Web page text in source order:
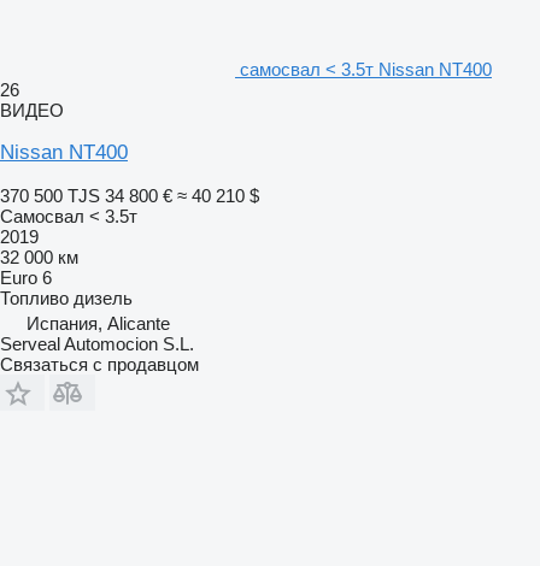
самосвал < 3.5т Nissan NT400
26
ВИДЕО
Nissan NT400
370 500 TJS 34 800 € ≈ 40 210 $
Самосвал < 3.5т
2019
32 000 км
Euro 6
Топливо дизель
Испания, Alicante
Serveal Automocion S.L.
Связаться с продавцом